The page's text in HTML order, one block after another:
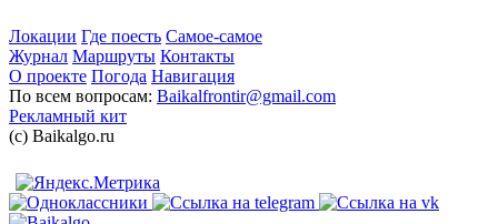
Локации Где поесть Самое-самое
Журнал Маршруты Контакты
О проекте Погода Навигация
По всем вопросам: Baikalfrontir@gmail.com
Рекламный кит
(с) Baikalgo.ru